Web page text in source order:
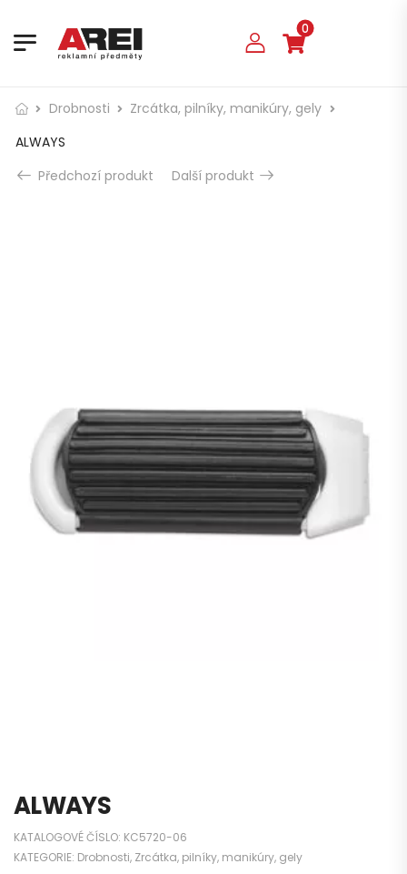
0
Drobnosti
Zrcátka, pilníky, manikúry, gely
ALWAYS
Předchozí produkt
Další produkt
ALWAYS
KATALOGOVÉ ČÍSLO: KC5720-06
KATEGORIE: Drobnosti, Zrcátka, pilníky, manikúry, gely